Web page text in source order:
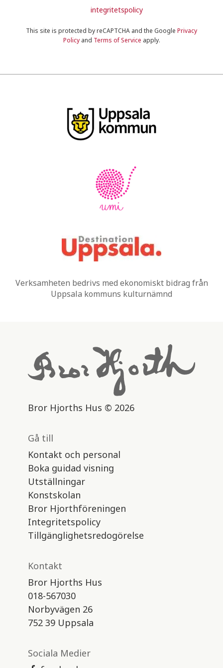
integritetspolicy
This site is protected by reCAPTCHA and the Google Privacy
Policyand Terms of Service apply.
Verksamheten bedrivs med ekonomiskt bidrag från
Uppsala kommuns kulturnämnd
Bror Hjorths Hus © 2026
Gå till
Kontakt och personal
Boka guidad visning
Utställningar
Konstskolan
Bror Hjorthföreningen
Integritetspolicy
Tillgänglighetsredogörelse
Kontakt
Bror Hjorths Hus
018-567030
Norbyvägen 26
752 39 Uppsala
Sociala Medier